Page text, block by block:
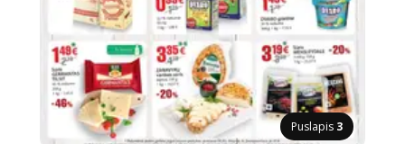
Puslapis 3